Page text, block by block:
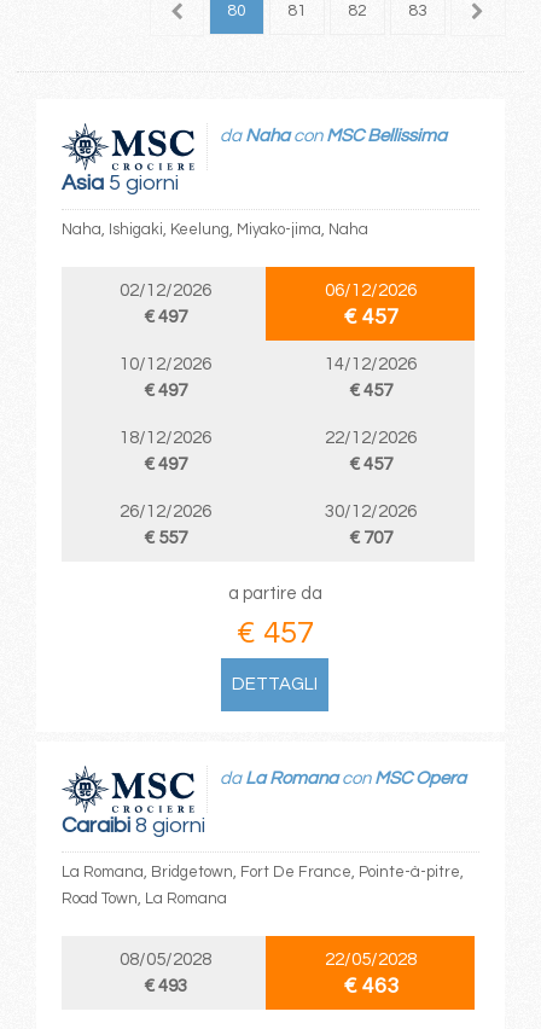
79 80 81 82 83 84
Asia5 giorni
da Nahacon MSC Bellissima
Naha, Ishigaki, Keelung, Miyako-jima, Naha
02/12/2026
€ 497
06/12/2026
€ 457
10/12/2026
€ 497
14/12/2026
€ 457
18/12/2026
€ 497
22/12/2026
€ 457
26/12/2026
€ 557
30/12/2026
€ 707
a partire da
€ 457
DETTAGLI
Caraibi8 giorni
da La Romanacon MSC Opera
La Romana, Bridgetown, Fort De France, Pointe-à-pitre,
Road Town, La Romana
08/05/2028
€ 493
22/05/2028
€ 463